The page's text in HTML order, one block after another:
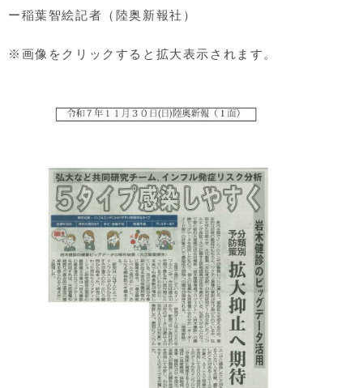
ー稲葉智絵記者（陸奥新報社）
※画像をクリックすると拡大表示されます。